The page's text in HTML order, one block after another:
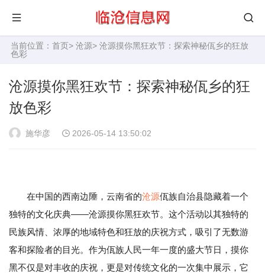
当前位置： 首页> 沧源> 沧源摸你黑狂欢节：探索神秘佤乡的狂放
色彩
沧源摸你黑狂欢节：探索神秘佤乡的狂
放色彩
施华彦 2026-05-14 13:50:02
在中国的西南边陲，云南省的沧源佤族自治县隐藏着一个
独特的文化庆典——沧源摸你黑狂欢节。这个活动以其独特的
民族风情、浓厚的地域特色和狂放的庆祝方式，吸引了无数游
客和探险者的目光。作为佤族人民一年一度的盛大节日，摸你
黑不仅是对丰收的庆祝，更是对传统文化的一次集中展示，它